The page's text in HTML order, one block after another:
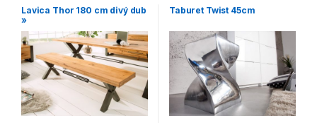
Lavica Thor 180 cm divý dub
»
Taburet Twist 45cm